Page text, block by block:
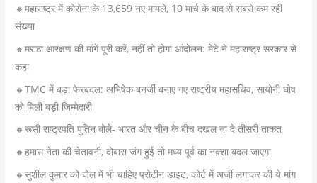
🔸महाराष्ट्र में कोरोना के 13,659 नए मामले, 10 मार्च के बाद से सबसे कम रही
संख्या
🔸मराठा आरक्षण की मांगें पूरी करें, नहीं तो होगा आंदोलन: मेटे ने महाराष्ट्र सरकार से
कहा
🔸TMC में बड़ा फेरबदल: अभिषेक बनर्जी बनाए गए राष्ट्रीय महासचिव, सायोनी घोष
को मिली बड़ी जिम्मेदारी
🔸रूसी राष्ट्रपति पुतिन बोले- भारत और चीन के बीच दखल ना दे तीसरी ताकत
🔸हमास नेता की चेतावनी, दोबारा जंग हुई तो मध्य पूर्व का नक़्शा बदल जाएगा
🔸सुशील कुमार को जेल में भी चाहिए प्रोटीन डाइट, कोर्ट में अर्जी लगाकर की ये मांग